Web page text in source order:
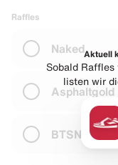
Raffles
Naked
Asphaltgold
BTSN
Aktuell
Sobald Raffles
listen wir